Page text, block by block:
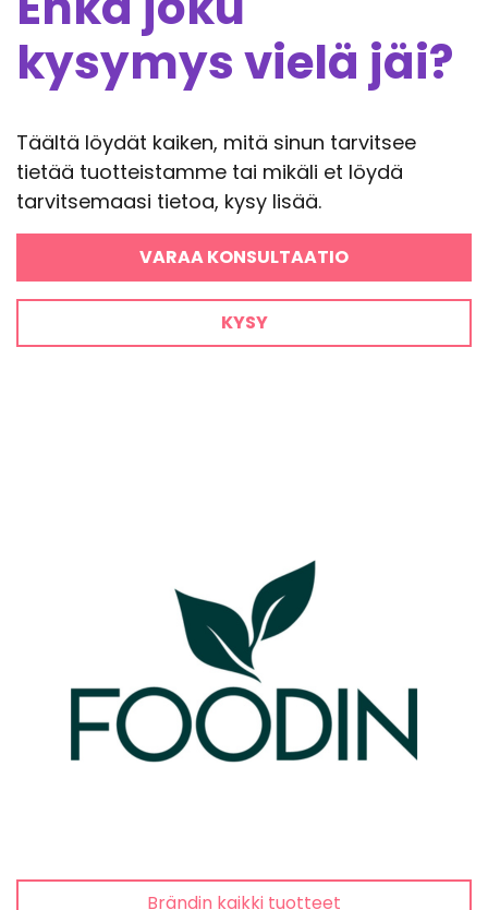
kysymys vielä jäi?
Täältä löydät kaiken, mitä sinun tarvitsee
tietää tuotteistamme tai mikäli et löydä
tarvitsemaasi tietoa, kysy lisää.
VARAA KONSULTAATIO
KYSY
Brändin kaikki tuotteet